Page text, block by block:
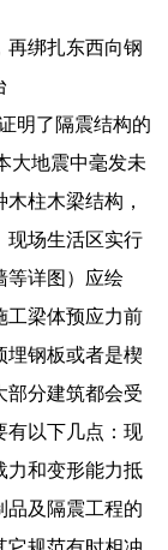
再绑扎东西向钢
明了隔震结构的
大地震中毫发未
柱木梁结构，
现场生活区实行
等详图）应绘
工梁体预应力前
埋钢板或者是楔
部分建筑都会受
有以下几点：现
力和变形能力抵
品及隔震工程的